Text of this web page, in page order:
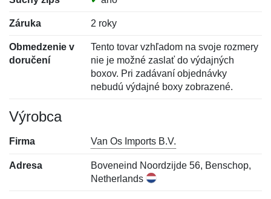
Záruka 2 roky
Obmedzenie v
doručení
Tento tovar vzhľadom na svoje rozmery
nie je možné zaslať do výdajných
boxov. Pri zadávaní objednávky
nebudú výdajné boxy zobrazené.
Výrobca
Firma Van Os Imports B.V.
Adresa
Boveneind Noordzijde 56, Benschop,
Netherlands